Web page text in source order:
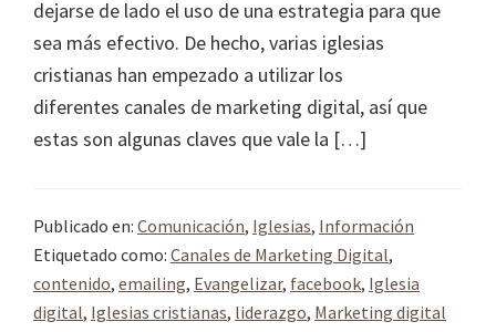
dejarse de lado el uso de una estrategia para que
sea más efectivo. De hecho, varias iglesias
cristianas han empezado a utilizar los
diferentes canales de marketing digital, así que
estas son algunas claves que vale la […]
Publicado en: Comunicación, Iglesias, Información
Etiquetado como: Canales de Marketing Digital,
contenido, emailing, Evangelizar, facebook, Iglesia
digital, Iglesias cristianas, liderazgo, Marketing digital